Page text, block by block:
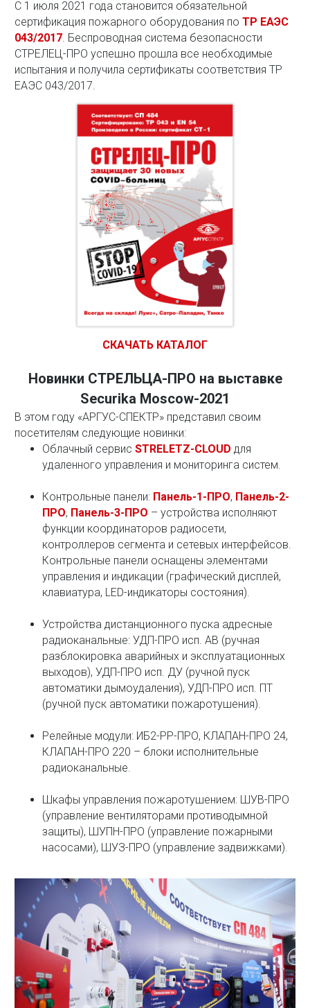
С 1 июля 2021 года становится обязательной
сертификация пожарного оборудования по ТР ЕАЭС
043/2017. Беспроводная система безопасности
СТРЕЛЕЦ-ПРО успешно прошла все необходимые
испытания и получила сертификаты соответствия ТР
ЕАЭС 043/2017.
СКАЧАТЬ КАТАЛОГ
Новинки СТРЕЛЬЦА-ПРО на выставке
Securika Moscow-2021
В этом году «АРГУС-СПЕКТР» представил своим
посетителям следующие новинки:
Облачный сервис STRELETZ-CLOUD для
удаленного управления и мониторинга систем.
Контрольные панели: Панель-1-ПРО, Панель-2-
ПРО, Панель-3-ПРО – устройства исполняют
функции координаторов радиосети,
контроллеров сегмента и сетевых интерфейсов.
Контрольные панели оснащены элементами
управления и индикации (графический дисплей,
клавиатура, LED-индикаторы состояния).
Устройства дистанционного пуска адресные
радиоканальные: УДП-ПРО исп. АВ (ручная
разблокировка аварийных и эксплуатационных
выходов), УДП-ПРО исп. ДУ (ручной пуск
автоматики дымоудаления), УДП-ПРО исп. ПТ
(ручной пуск автоматики пожаротушения).
Релейные модули: ИБ2-РР-ПРО, КЛАПАН-ПРО 24,
КЛАПАН-ПРО 220 – блоки исполнительные
радиоканальные.
Шкафы управления пожаротушением: ШУВ-ПРО
(управление вентиляторами противодымной
защиты), ШУПН-ПРО (управление пожарными
насосами), ШУЗ-ПРО (управление задвижками).